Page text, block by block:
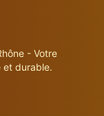
- Votre
et durable.